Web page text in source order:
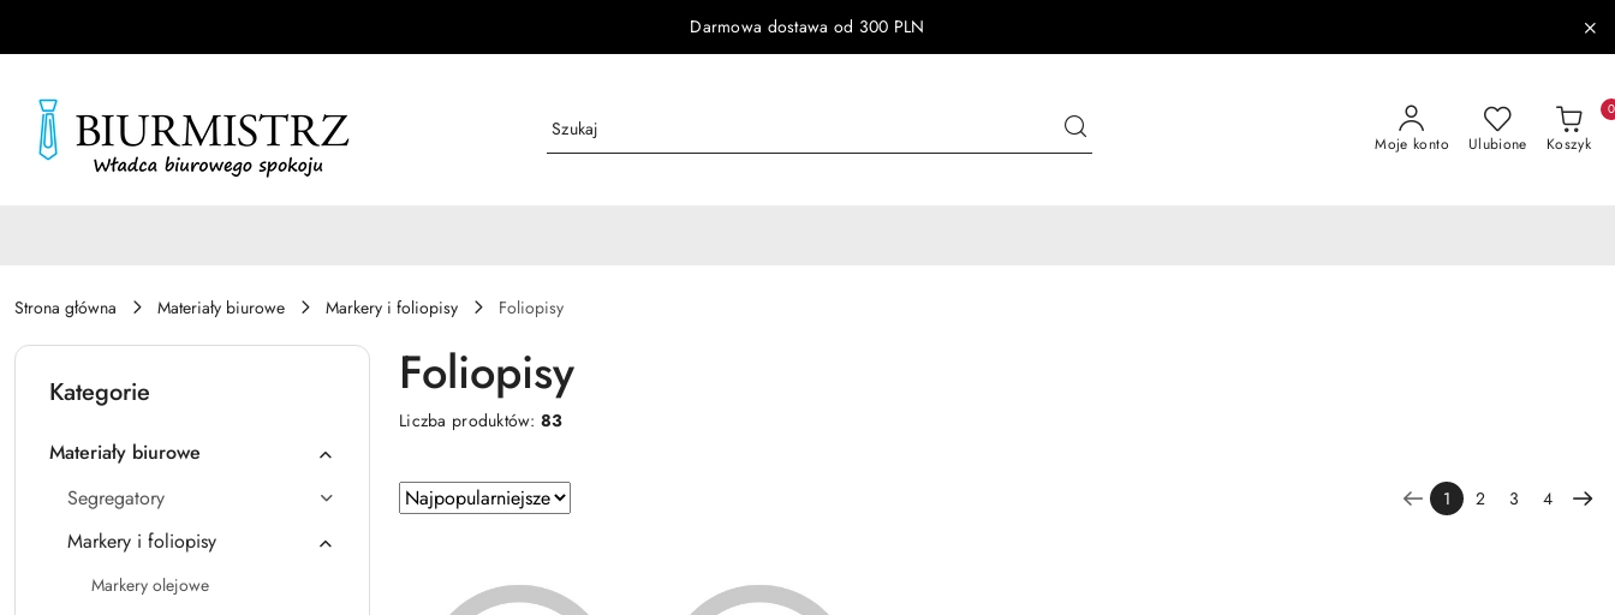
Darmowa dostawa od 300 PLN
Moje konto Ulubione Koszyk
0
Strona główna Materiały biurowe Markery i foliopisy Foliopisy
Kategorie
Materiały biurowe
Segregatory
Markery i foliopisy
Markery olejowe
Foliopisy
Liczba produktów:83
Zastosowano
sortowanie:
Sortuj
według
1 2 3 4